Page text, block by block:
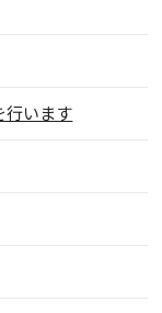
行います